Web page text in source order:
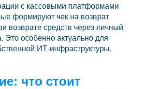
с кассовыми платформами
формируют чек на возврат
возврате средств через личный
Это особенно актуально для
ИТ-инфраструктуры.
что стоит